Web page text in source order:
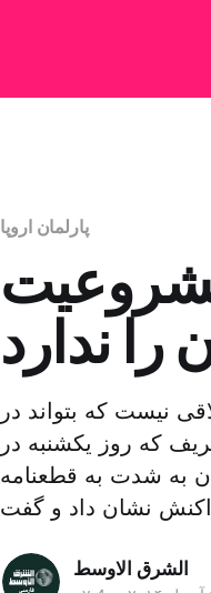
پارلمان اروپا
ندارد
نیست که بتواند در
که روز یکشنبه در
به شدت به قطعنامه
الشرق الاوسط